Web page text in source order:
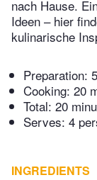
nach Hause.
Ideen – hier
kulinarische
Preparation:
Cooking: 20
Total: 20
Serves: 4
INGREDIENTS